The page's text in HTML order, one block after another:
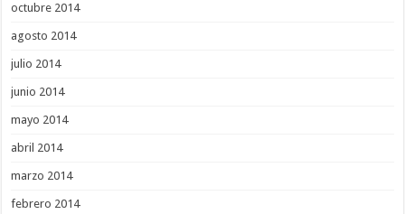
octubre 2014
agosto 2014
julio 2014
junio 2014
mayo 2014
abril 2014
marzo 2014
febrero 2014